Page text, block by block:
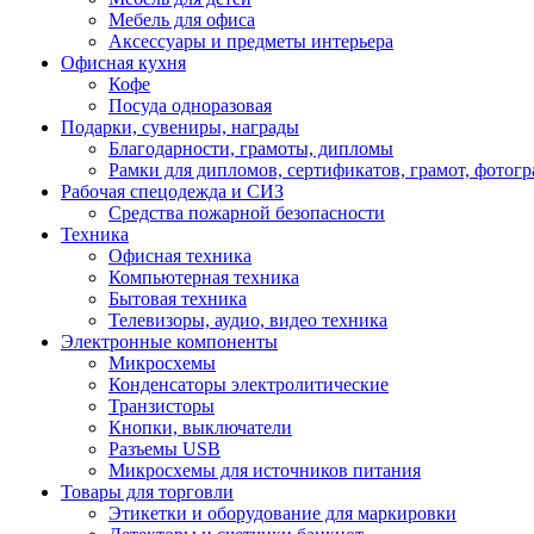
Мебель для офиса
Аксессуары и предметы интерьера
Офисная кухня
Кофе
Посуда одноразовая
Подарки, сувениры, награды
Благодарности, грамоты, дипломы
Рамки для дипломов, сертификатов, грамот,
Рабочая спецодежда и СИЗ
Средства пожарной безопасности
Техника
Офисная техника
Компьютерная техника
Бытовая техника
Телевизоры, аудио, видео техника
Электронные компоненты
Микросхемы
Конденсаторы электролитические
Транзисторы
Кнопки, выключатели
Разъемы USB
Микросхемы для источников питания
Товары для торговли
Этикетки и оборудование для маркировки